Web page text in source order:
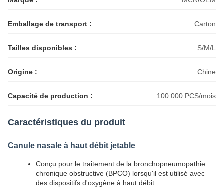
Emballage de transport : Carton
Tailles disponibles : S/M/L
Origine : Chine
Capacité de production : 100 000 PCS/mois
Caractéristiques du produit
Canule nasale à haut débit jetable
Conçu pour le traitement de la bronchopneumopathie
chronique obstructive (BPCO) lorsqu'il est utilisé avec
des dispositifs d'oxygène à haut débit